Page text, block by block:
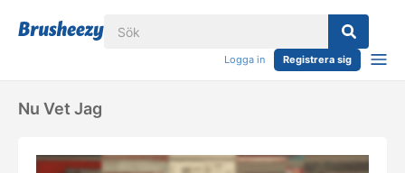
Logga in Registrera sig
Nu Vet Jag